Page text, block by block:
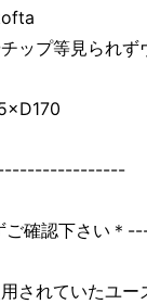
等見られずヴ
ご確認下さい＊
されていたユ